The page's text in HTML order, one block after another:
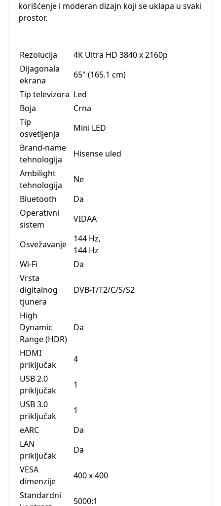
korišćenje i moderan dizajn koji se uklapa u svaki
prostor.
Rezolucija
4K Ultra HD 3840 x 2160p
Dijagonala
ekrana
65" (165.1 cm)
Tip televizora Led
Boja
Crna
Tip
osvetljenja
Mini LED
Brand-name
tehnologija
Hisense uled
Ambilight
tehnologija
Ne
Bluetooth
Da
Operativni
sistem
VIDAA
Osvežavanje
144 Hz,
144 Hz
Wi-Fi
Da
Vrsta
digitalnog
tjunera
DVB-T/T2/C/S/S2
High
Dynamic
Range (HDR)
Da
HDMI
priključak
4
USB 2.0
priključak
1
USB 3.0
priključak
1
eARC
Da
LAN
priključak
Da
VESA
dimenzije
400 x 400
Standardni
5000:1